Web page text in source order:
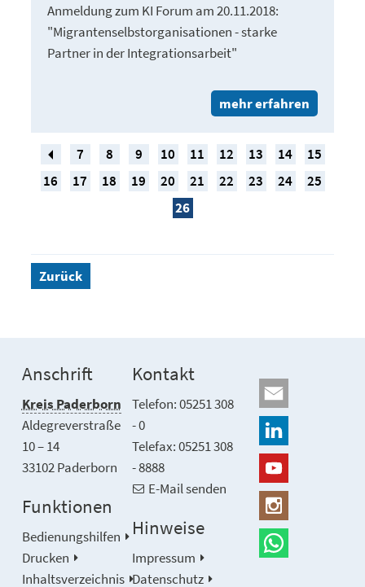
Anmeldung zum KI Forum am 20.11.2018:
"Migrantenselbstorganisationen - starke
Partner in der Integrationsarbeit"
mehr erfahren
7 8 9 10 11 12 13 14
15
16
17 18 19 20 21 22 23 24
25
26
Zurück
Anschrift
Kreis Paderborn
Aldegreverstraße
10 – 14
33102 Paderborn
Kontakt
Telefon: 05251 308
- 0
Telefax: 05251 308
- 8888
E-Mail senden
Funktionen
Bedienungshilfen
Drucken
Inhaltsverzeichnis
Hinweise
Impressum
Datenschutz